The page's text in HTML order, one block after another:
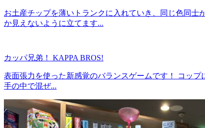
お土産チップを薄いトランクに入れていき、同じ色同
か見えないように立てます...
カッパ兄弟！ KAPPA BROS!
表面張力を使った新感覚のバランスゲームです！ コッ
手の中で混ぜ...